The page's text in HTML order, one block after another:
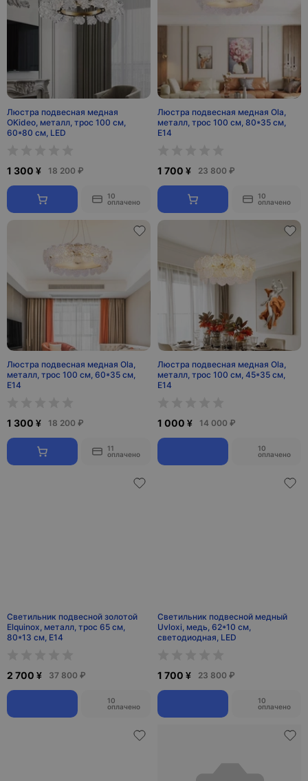
Люстра подвесная медная
OKideo, металл, трос 100 см,
60*80 см, LED
1 300 ¥ 18 200 ₽
10
оплачено
Люстра подвесная медная Ola,
металл, трос 100 см, 80*35 см,
Е14
1 700 ¥ 23 800 ₽
10
оплачено
Люстра подвесная медная Ola,
металл, трос 100 см, 60*35 см,
Е14
1 300 ¥ 18 200 ₽
11
оплачено
Люстра подвесная медная Ola,
металл, трос 100 см, 45*35 см,
Е14
1 000 ¥ 14 000 ₽
10
оплачено
Светильник подвесной золотой
Elquinox, металл, трос 65 см,
80*13 см, Е14
2 700 ¥ 37 800 ₽
10
оплачено
Светильник подвесной медный
Uvloxi, медь, 62*10 см,
светодиодная, LED
1 700 ¥ 23 800 ₽
10
оплачено